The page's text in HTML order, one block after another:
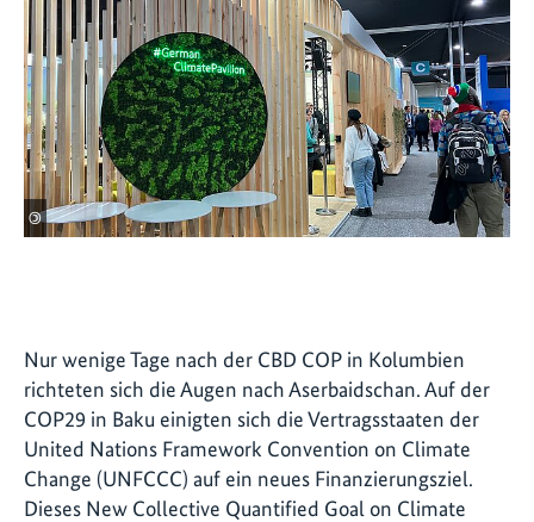
©
Nur wenige Tage nach der CBD COP in Kolumbien
richteten sich die Augen nach Aserbaidschan. Auf der
COP29 in Baku einigten sich die Vertragsstaaten der
United Nations Framework Convention on Climate
Change (UNFCCC) auf ein neues Finanzierungsziel.
Dieses New Collective Quantified Goal on Climate